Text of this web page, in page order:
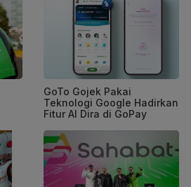
GoTo Gojek Pakai
Teknologi Google Hadirkan
Fitur AI Dira di GoPay